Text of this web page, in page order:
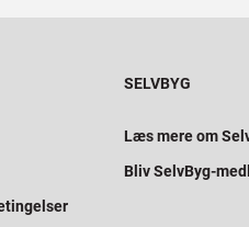
SELVBYG
Læs mere om
Bliv SelvByg-